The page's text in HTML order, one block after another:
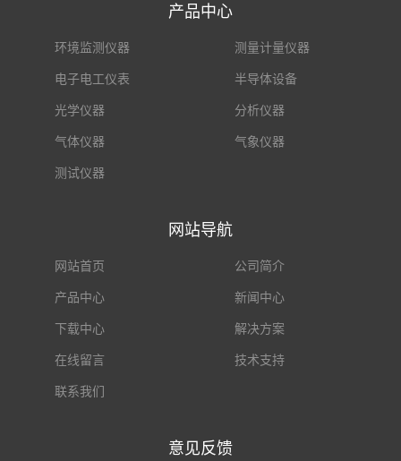
产品中心
环境监测仪器 测量计量仪器
电子电工仪表 半导体设备
光学仪器 分析仪器
气体仪器 气象仪器
测试仪器
网站导航
网站首页 公司简介
产品中心 新闻中心
下载中心 解决方案
在线留言 技术支持
联系我们
意见反馈